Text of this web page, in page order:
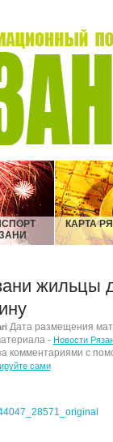
КАРТА
жильцы
Дата размещения
- Новости
комментариями с
сами